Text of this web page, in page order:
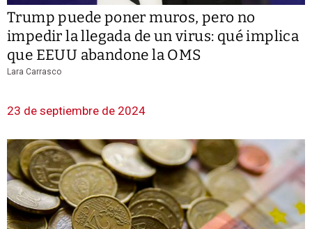
Trump puede poner muros, pero no
impedir la llegada de un virus: qué implica
que EEUU abandone la OMS
Lara Carrasco
23 de septiembre de 2024